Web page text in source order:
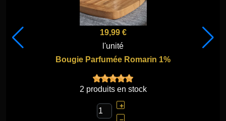
19,99 €
l'unité
Bougie Parfumée Romarin 1%
2 produits en stock
+
–